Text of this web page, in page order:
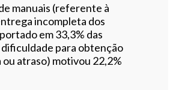
manuais (referente à
incompleta dos
em 33,3% das
dificuldade para obtenção
atraso) motivou 22,2%